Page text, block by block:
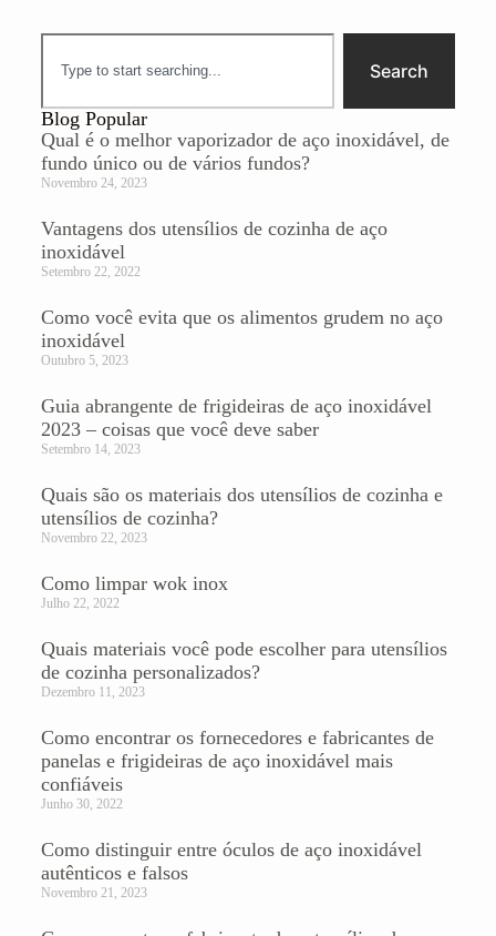
Search
Blog Popular
Qual é o melhor vaporizador de aço inoxidável, de
fundo único ou de vários fundos?
Novembro 24, 2023
Vantagens dos utensílios de cozinha de aço
inoxidável
Setembro 22, 2022
Como você evita que os alimentos grudem no aço
inoxidável
Outubro 5, 2023
Guia abrangente de frigideiras de aço inoxidável
2023 – coisas que você deve saber
Setembro 14, 2023
Quais são os materiais dos utensílios de cozinha e
utensílios de cozinha?
Novembro 22, 2023
Como limpar wok inox
Julho 22, 2022
Quais materiais você pode escolher para utensílios
de cozinha personalizados?
Dezembro 11, 2023
Como encontrar os fornecedores e fabricantes de
panelas e frigideiras de aço inoxidável mais
confiáveis
Junho 30, 2022
Como distinguir entre óculos de aço inoxidável
autênticos e falsos
Novembro 21, 2023